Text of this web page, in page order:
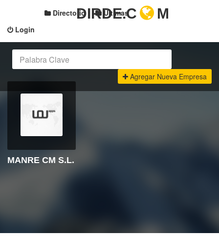
Login
Directorio Últimas
DIRDE.C M
Agregar Nueva Empresa
MANRE CM S.L.